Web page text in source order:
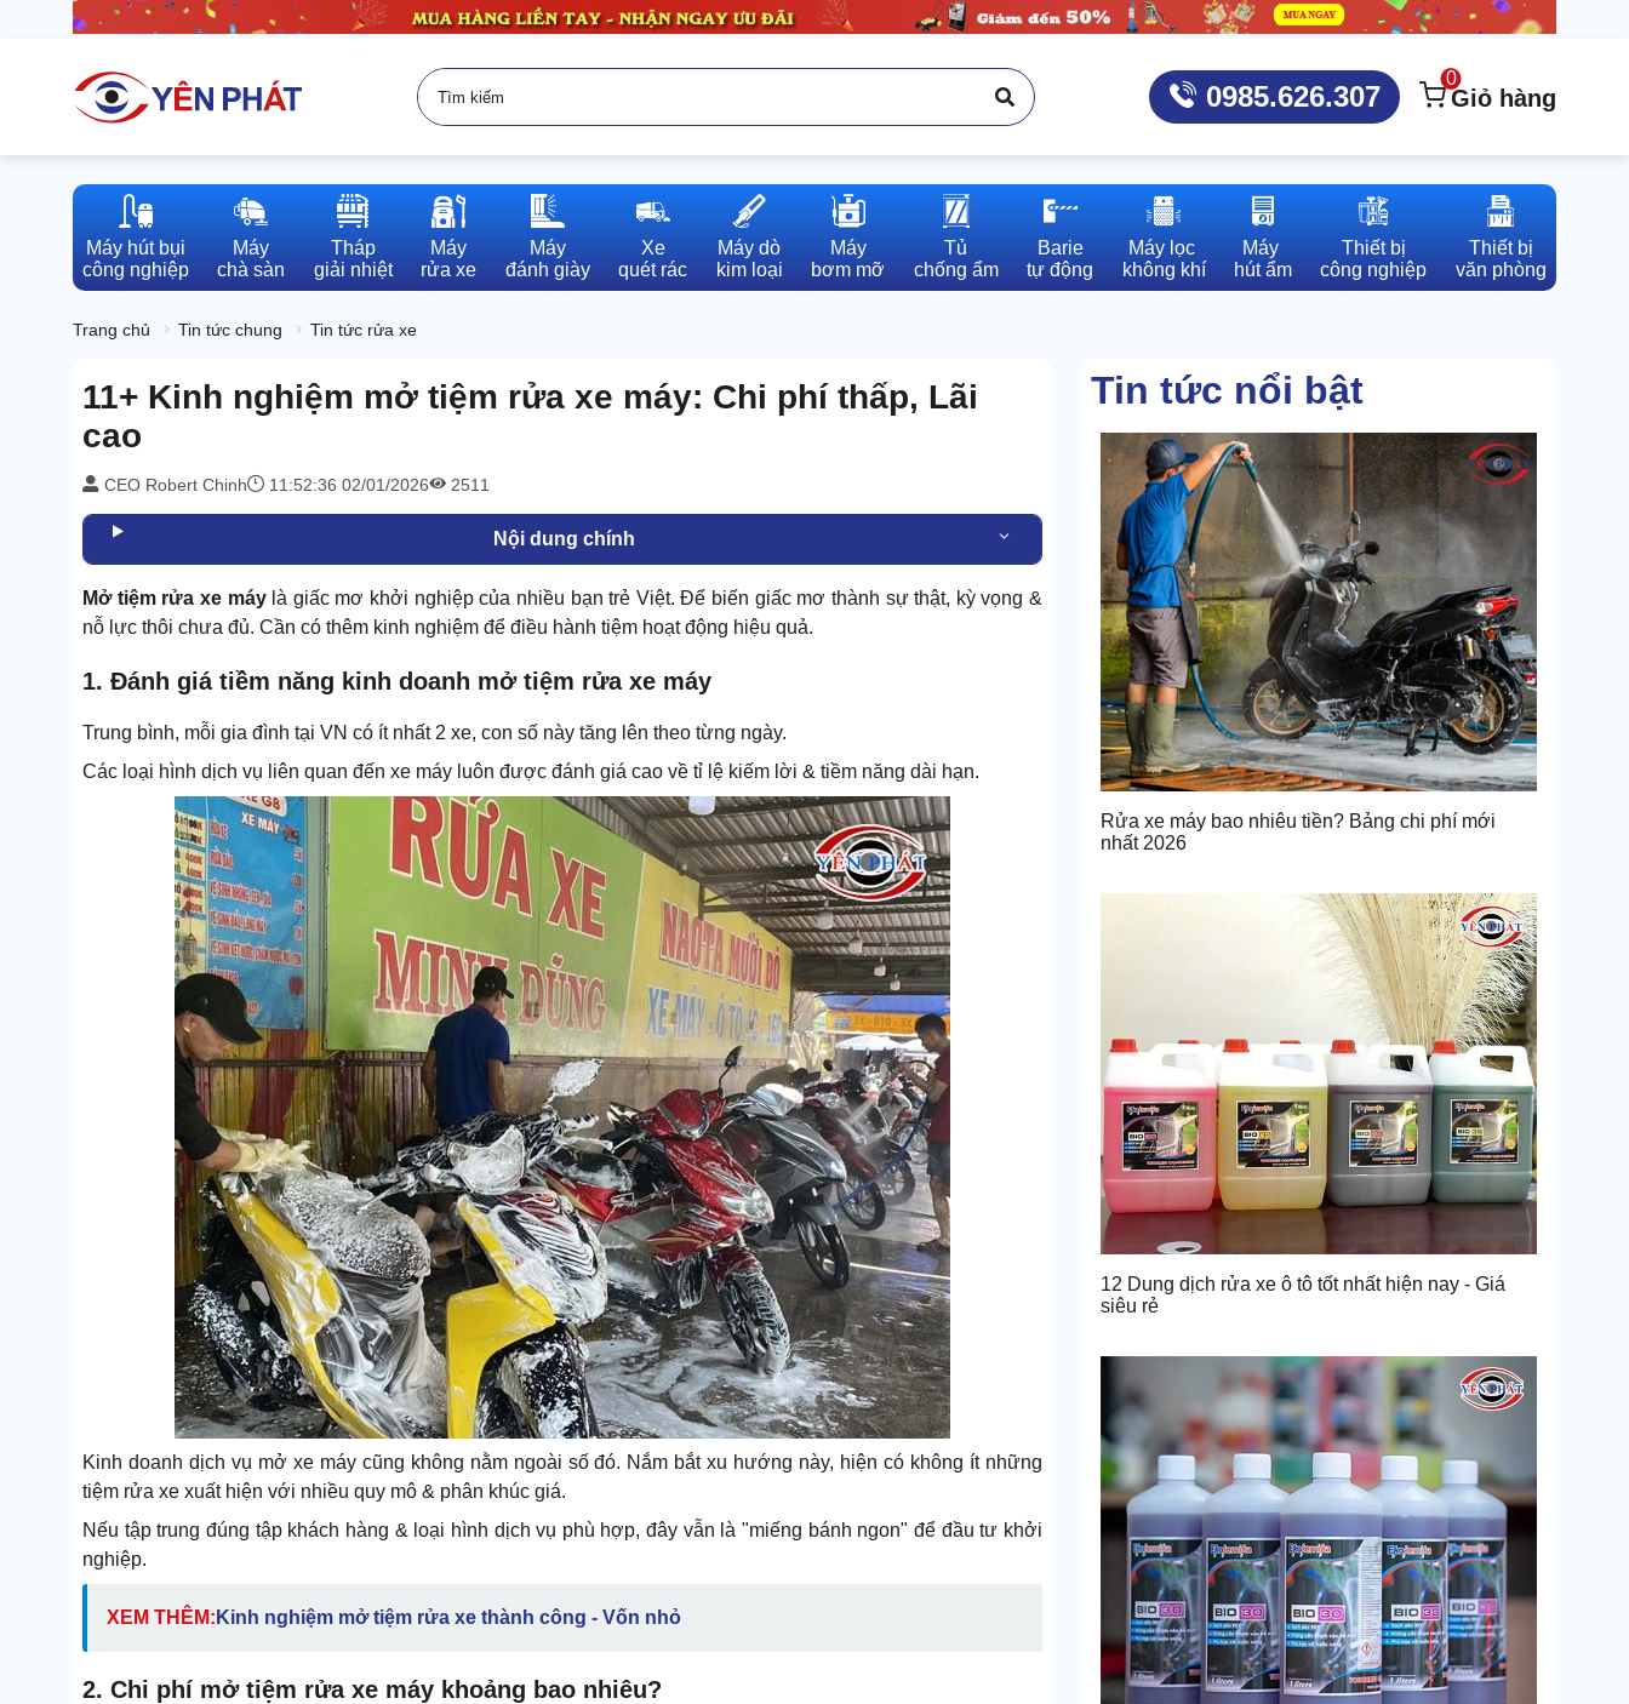
0985.626.307
0
Giỏ hàng
Máy hút bụi
công nghiệp
Máy
chà sàn
Tháp
giải nhiệt
Máy
rửa xe
Máy
đánh giày
Xe
quét rác
Máy dò
kim loại
Máy
bơm mỡ
Tủ
chống ẩm
Barie
tự động
Máy lọc
không khí
Máy
hút ẩm
Thiết bị
công nghiệp
Thiết bị
văn phòng
Trang chủ Tin tức chung Tin tức rửa xe
11+ Kinh nghiệm mở tiệm rửa xe máy: Chi phí thấp, Lãi
cao
CEO Robert Chinh 11:52:36 02/01/2026 2511
Nội dung chính
Mở tiệm rửa xe máylà giấc mơ khởi nghiệp của nhiều bạn trẻ Việt. Để biến giấc mơ thành sự thật, kỳ vọng &
nỗ lực thôi chưa đủ. Cần có thêm kinh nghiệm để điều hành tiệm hoạt động hiệu quả.
1. Đánh giá tiềm năng kinh doanh mở tiệm rửa xe máy
Trung bình, mỗi gia đình tại VN có ít nhất 2 xe, con số này tăng lên theo từng ngày.
Các loại hình dịch vụ liên quan đến xe máy luôn được đánh giá cao về tỉ lệ kiếm lời & tiềm năng dài hạn.
Kinh doanh dịch vụ mở xe máy cũng không nằm ngoài số đó. Nắm bắt xu hướng này, hiện có không ít những
tiệm rửa xe xuất hiện với nhiều quy mô & phân khúc giá.
Nếu tập trung đúng tập khách hàng & loại hình dịch vụ phù hợp, đây vẫn là "miếng bánh ngon" để đầu tư khởi
nghiệp.
XEM THÊM: Kinh nghiệm mở tiệm rửa xe thành công - Vốn nhỏ
2. Chi phí mở tiệm rửa xe máy khoảng bao nhiêu?
Tin tức nổi bật
Rửa xe máy bao nhiêu tiền? Bảng chi phí mới
nhất 2026
12 Dung dịch rửa xe ô tô tốt nhất hiện nay - Giá
siêu rẻ